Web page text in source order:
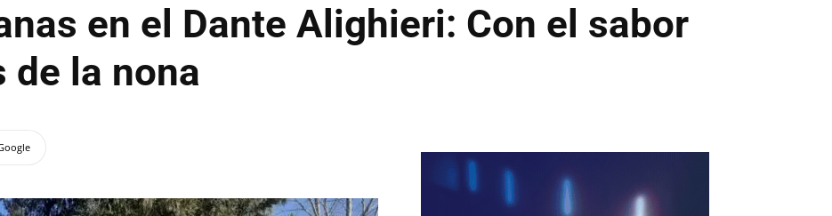
en el Dante Alighieri: Con el sabor
de la nona